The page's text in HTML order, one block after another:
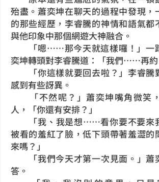
殆盡。蕭奕坤在聊天的過程中發現，
的那些經歷，李睿騰的神情和語氣都
與他印象中那個網遊大神融合。
「嗯……那今天就這樣囉！」一
奕坤轉頭對李睿騰道：「我們……再約
「你這樣就要回去啦？」李睿騰
感到有些訝異。
「不然呢？」蕭奕坤嘴角微笑
人，「你還有安排？」
「我、我是想……看你要不要來
被看的羞紅了臉，低下頭帶著羞澀的
來嗎？」
「我們今天才第一次見面。」蕭
答。